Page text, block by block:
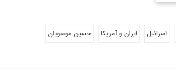
اسرائیل ایران و آمریکا حسین موسویان